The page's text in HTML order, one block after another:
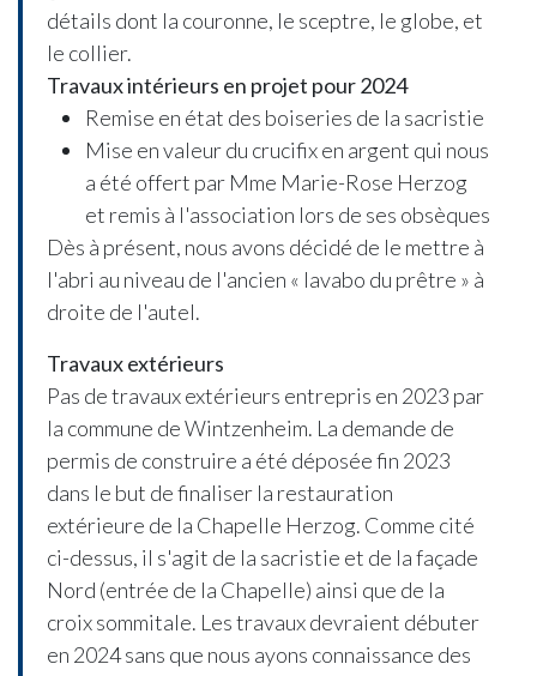
détails dont la couronne, le sceptre, le globe, et
le collier.
Travaux intérieurs en projet pour 2024
Remise en état des boiseries de la sacristie
Mise en valeur du crucifix en argent qui nous
a été offert par Mme Marie-Rose Herzog
et remis à l'association lors de ses obsèques
Dès à présent, nous avons décidé de le mettre à
l'abri au niveau de l'ancien « lavabo du prêtre » à
droite de l'autel.
Travaux extérieurs
Pas de travaux extérieurs entrepris en 2023 par
la commune de Wintzenheim. La demande de
permis de construire a été déposée fin 2023
dans le but de finaliser la restauration
extérieure de la Chapelle Herzog. Comme cité
ci-dessus, il s'agit de la sacristie et de la façade
Nord (entrée de la Chapelle) ainsi que de la
croix sommitale. Les travaux devraient débuter
en 2024 sans que nous ayons connaissance des